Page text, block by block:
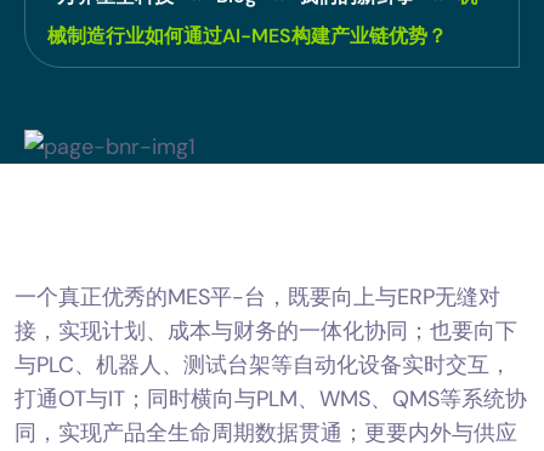
械制造行业如何通过AI-MES构建产业链优势？
一个真正优秀的MES平-台，既要向上与ERP无缝对
接，实现计划、成本与财务的一体化协同；也要向下
与PLC、机器人、测试台架等自动化设备实时交互，
打通OT与IT；同时横向与PLM、WMS、QMS等系统协
同，实现产品全生命周期数据贯通；更要内外与供应